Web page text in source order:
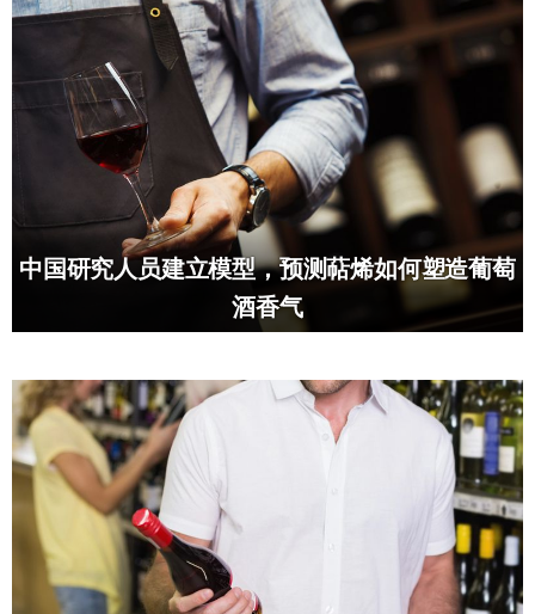
中国研究人员建立模型，预测萜烯如何塑造葡萄
酒香气